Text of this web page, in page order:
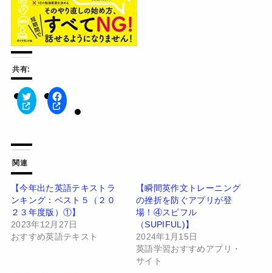
共有:
ク
リ
て
T
w
i
t
t
e
r
で
共
有
(
新
F
a
有
す
る
に
は
ク
リ
ッ
関連
【今年出た英語テキストラ
ンキング：ベスト５（２０
２３年度版）①】
2023年12月27日
おすすめ英語テキスト
【瞬間英作文トレーニング
の挫折を防ぐアプリが登
場！④スピフル
（SUPIFUL)】
2024年1月15日
英語学習おすすめアプリ・
サイト